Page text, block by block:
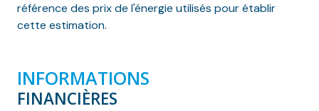
référence des prix de l'énergie utilisés pour établir
cette estimation.
INFORMATIONS
FINANCIÈRES